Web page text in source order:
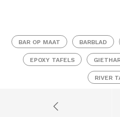
BAR OP MAAT BARBLAD
EPOXY TAFELS
RIVER